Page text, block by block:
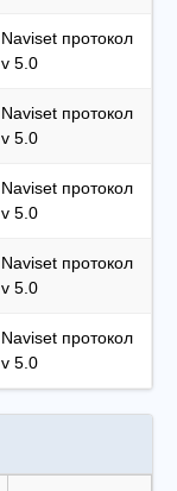
Naviset протокол
v 5.0
Naviset протокол
v 5.0
Naviset протокол
v 5.0
Naviset протокол
v 5.0
Naviset протокол
v 5.0